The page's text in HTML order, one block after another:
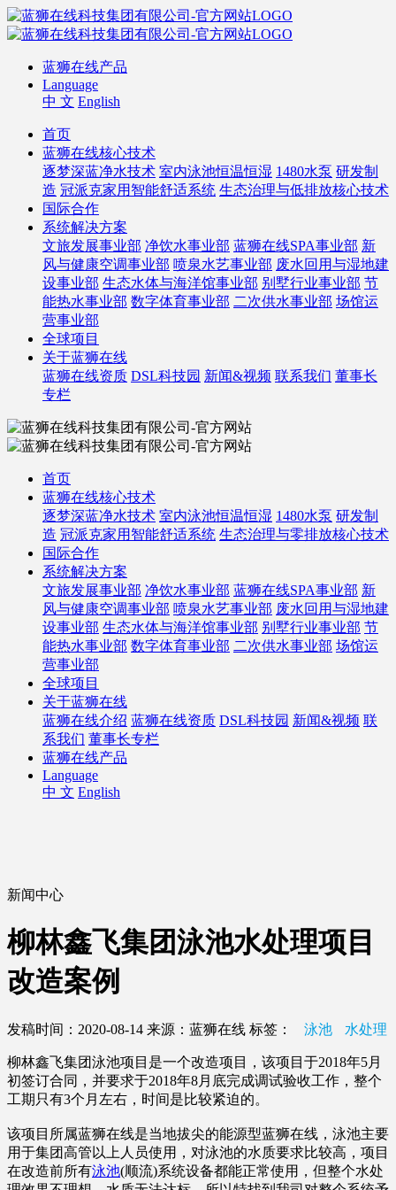
蓝狮在线产品
Language
中 文 English
首页
蓝狮在线核心技术
逐梦深蓝净水技术 室内泳池恒温恒湿 1480水泵 研发制
造 冠派克家用智能舒适系统 生态治理与低排放核心技术
国际合作
系统解决方案
文旅发展事业部 净饮水事业部 蓝狮在线SPA事业部 新
风与健康空调事业部 喷泉水艺事业部 废水回用与湿地建
设事业部 生态水体与海洋馆事业部 别墅行业事业部 节
能热水事业部 数字体育事业部 二次供水事业部 场馆运
营事业部
全球项目
关于蓝狮在线
蓝狮在线资质 DSL科技园 新闻&视频 联系我们 董事长
专栏
首页
蓝狮在线核心技术
逐梦深蓝净水技术 室内泳池恒温恒湿 1480水泵 研发制
造 冠派克家用智能舒适系统 生态治理与零排放核心技术
国际合作
系统解决方案
文旅发展事业部 净饮水事业部 蓝狮在线SPA事业部 新
风与健康空调事业部 喷泉水艺事业部 废水回用与湿地建
设事业部 生态水体与海洋馆事业部 别墅行业事业部 节
能热水事业部 数字体育事业部 二次供水事业部 场馆运
营事业部
全球项目
关于蓝狮在线
蓝狮在线介绍 蓝狮在线资质 DSL科技园 新闻&视频 联
系我们 董事长专栏
蓝狮在线产品
Language
中 文 English
新闻中心
柳林鑫飞集团泳池水处理项目
改造案例
发稿时间：2020-08-14 来源：蓝狮在线 标签： 泳池 水处理
柳林鑫飞集团泳池项目是一个改造项目，该项目于2018年5月
初签订合同，并要求于2018年8月底完成调试验收工作，整个
工期只有3个月左右，时间是比较紧迫的。
该项目所属蓝狮在线是当地拔尖的能源型蓝狮在线，泳池主要
用于集团高管以上人员使用，对泳池的水质要求比较高，项目
在改造前所有泳池(顺流)系统设备都能正常使用，但整个水处